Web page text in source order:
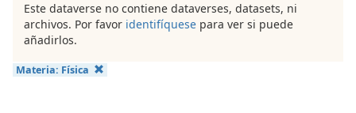
Este dataverse no contiene dataverses, datasets, ni
archivos. Por favor identifíquese para ver si puede
añadirlos.
Materia: Física